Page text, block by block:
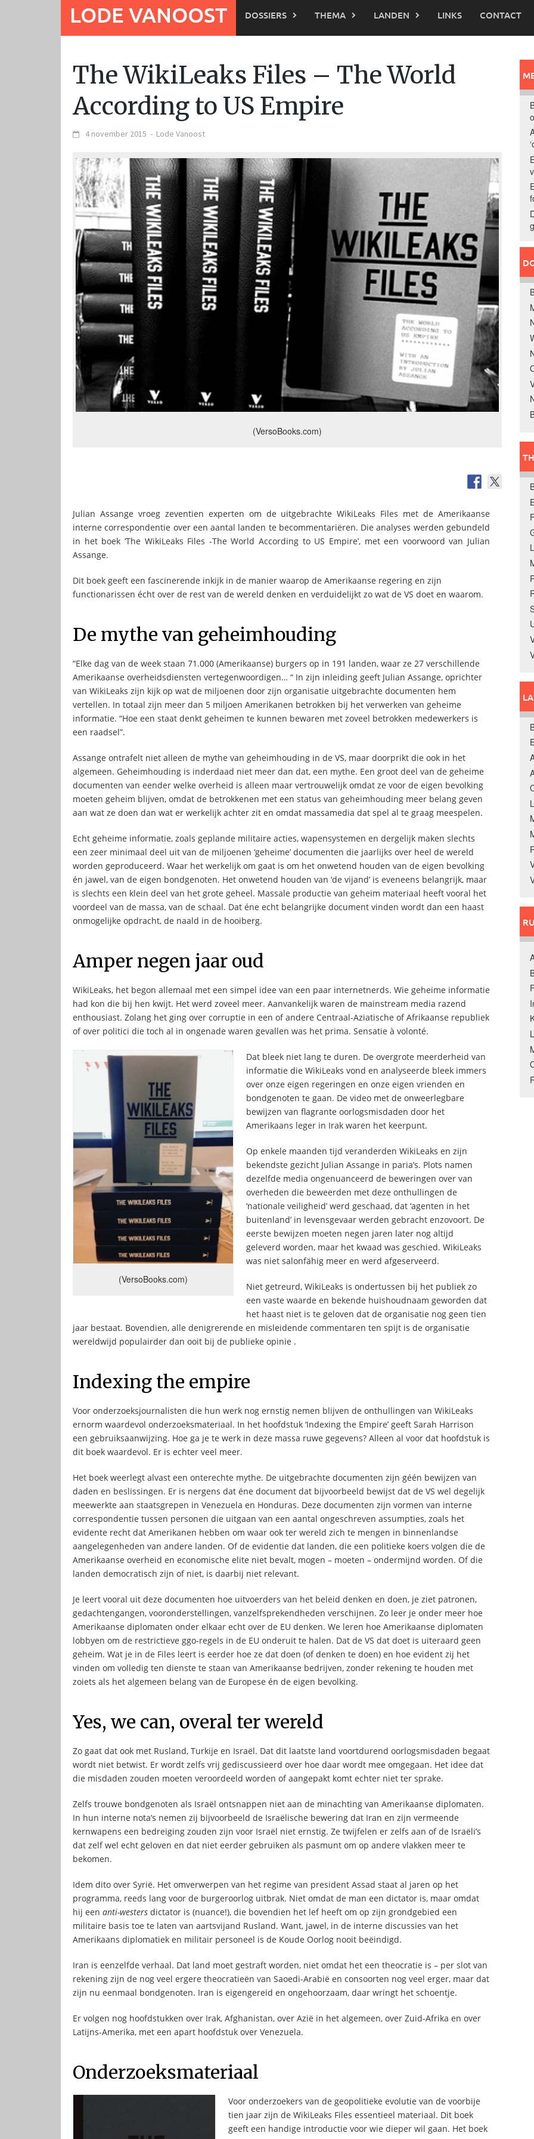
LODE VANOOST DOSSIERS THEMA LANDEN LINKS CONTACT
The WikiLeaks Files – The World
According to US Empire
4 november 2015 - Lode Vanoost
(VersoBooks.com)
Julian Assange vroeg zeventien experten om de uitgebrachte WikiLeaks Files met de Amerikaanse
interne correspondentie over een aantal landen te becommentariëren. Die analyses werden gebundeld
in het boek ‘The WikiLeaks Files -The World According to US Empire’, met een voorwoord van Julian
Assange.
Dit boek geeft een fascinerende inkijk in de manier waarop de Amerikaanse regering en zijn
functionarissen écht over de rest van de wereld denken en verduidelijkt zo wat de VS doet en waarom.
De mythe van geheimhouding
“Elke dag van de week staan 71.000 (Amerikaanse) burgers op in 191 landen, waar ze 27 verschillende
Amerikaanse overheidsdiensten vertegenwoordigen… “ In zijn inleiding geeft Julian Assange, oprichter
van WikiLeaks zijn kijk op wat de miljoenen door zijn organisatie uitgebrachte documenten hem
vertellen. In totaal zijn meer dan 5 miljoen Amerikanen betrokken bij het verwerken van geheime
informatie. “Hoe een staat denkt geheimen te kunnen bewaren met zoveel betrokken medewerkers is
een raadsel”.
Assange ontrafelt niet alleen de mythe van geheimhouding in de VS, maar doorprikt die ook in het
algemeen. Geheimhouding is inderdaad niet meer dan dat, een mythe. Een groot deel van de geheime
documenten van eender welke overheid is alleen maar vertrouwelijk omdat ze voor de eigen bevolking
moeten geheim blijven, omdat de betrokkenen met een status van geheimhouding meer belang geven
aan wat ze doen dan wat er werkelijk achter zit en omdat massamedia dat spel al te graag meespelen.
Echt geheime informatie, zoals geplande militaire acties, wapensystemen en dergelijk maken slechts
een zeer minimaal deel uit van de miljoenen ‘geheime’ documenten die jaarlijks over heel de wereld
worden geproduceerd. Waar het werkelijk om gaat is om het onwetend houden van de eigen bevolking
én jawel, van de eigen bondgenoten. Het onwetend houden van ‘de vijand’ is eveneens belangrijk, maar
is slechts een klein deel van het grote geheel. Massale productie van geheim materiaal heeft vooral het
voordeel van de massa, van de schaal. Dat éne echt belangrijke document vinden wordt dan een haast
onmogelijke opdracht, de naald in de hooiberg.
Amper negen jaar oud
WikiLeaks, het begon allemaal met een simpel idee van een paar internetnerds. Wie geheime informatie
had kon die bij hen kwijt. Het werd zoveel meer. Aanvankelijk waren de mainstream media razend
enthousiast. Zolang het ging over corruptie in een of andere Centraal-Aziatische of Afrikaanse republiek
of over politici die toch al in ongenade waren gevallen was het prima. Sensatie à volonté.
(VersoBooks.com)
Dat bleek niet lang te duren. De overgrote meerderheid van
informatie die WikiLeaks vond en analyseerde bleek immers
over onze eigen regeringen en onze eigen vrienden en
bondgenoten te gaan. De video met de onweerlegbare
bewijzen van flagrante oorlogsmisdaden door het
Amerikaans leger in Irak waren het keerpunt.
Op enkele maanden tijd veranderden WikiLeaks en zijn
bekendste gezicht Julian Assange in paria’s. Plots namen
dezelfde media ongenuanceerd de beweringen over van
overheden die beweerden met deze onthullingen de
‘nationale veiligheid’ werd geschaad, dat ‘agenten in het
buitenland’ in levensgevaar werden gebracht enzovoort. De
eerste bewijzen moeten negen jaren later nog altijd
geleverd worden, maar het kwaad was geschied. WikiLeaks
was niet salonfähig meer en werd afgeserveerd.
Niet getreurd, WikiLeaks is ondertussen bij het publiek zo
een vaste waarde en bekende huishoudnaam geworden dat
het haast niet is te geloven dat de organisatie nog geen tien
jaar bestaat. Bovendien, alle denigrerende en misleidende commentaren ten spijt is de organisatie
wereldwijd populairder dan ooit bij de publieke opinie .
Indexing the empire
Voor onderzoeksjournalisten die hun werk nog ernstig nemen blijven de onthullingen van WikiLeaks
ernorm waardevol onderzoeksmateriaal. In het hoofdstuk ‘Indexing the Empire’ geeft Sarah Harrison
een gebruiksaanwijzing. Hoe ga je te werk in deze massa ruwe gegevens? Alleen al voor dat hoofdstuk is
dit boek waardevol. Er is echter veel meer.
Het boek weerlegt alvast een onterechte mythe. De uitgebrachte documenten zijn géén bewijzen van
daden en beslissingen. Er is nergens dat éne document dat bijvoorbeeld bewijst dat de VS wel degelijk
meewerkte aan staatsgrepen in Venezuela en Honduras. Deze documenten zijn vormen van interne
correspondentie tussen personen die uitgaan van een aantal ongeschreven assumpties, zoals het
evidente recht dat Amerikanen hebben om waar ook ter wereld zich te mengen in binnenlandse
aangelegenheden van andere landen. Of de evidentie dat landen, die een politieke koers volgen die de
Amerikaanse overheid en economische elite niet bevalt, mogen – moeten – ondermijnd worden. Of die
landen democratisch zijn of niet, is daarbij niet relevant.
Je leert vooral uit deze documenten hoe uitvoerders van het beleid denken en doen, je ziet patronen,
gedachtengangen, vooronderstellingen, vanzelfsprekendheden verschijnen. Zo leer je onder meer hoe
Amerikaanse diplomaten onder elkaar echt over de EU denken. We leren hoe Amerikaanse diplomaten
lobbyen om de restrictieve ggo-regels in de EU onderuit te halen. Dat de VS dat doet is uiteraard geen
geheim. Wat je in de Files leert is eerder hoe ze dat doen (of denken te doen) en hoe evident zij het
vinden om volledig ten dienste te staan van Amerikaanse bedrijven, zonder rekening te houden met
zoiets als het algemeen belang van de Europese én de eigen bevolking.
Yes, we can, overal ter wereld
Zo gaat dat ook met Rusland, Turkije en Israël. Dat dit laatste land voortdurend oorlogsmisdaden begaat
wordt niet betwist. Er wordt zelfs vrij gediscussieerd over hoe daar wordt mee omgegaan. Het idee dat
die misdaden zouden moeten veroordeeld worden of aangepakt komt echter niet ter sprake.
Zelfs trouwe bondgenoten als Israël ontsnappen niet aan de minachting van Amerikaanse diplomaten.
In hun interne nota’s nemen zij bijvoorbeeld de Israëlische bewering dat Iran en zijn vermeende
kernwapens een bedreiging zouden zijn voor Israël niet ernstig. Ze twijfelen er zelfs aan of de Israëli’s
dat zelf wel echt geloven en dat niet eerder gebruiken als pasmunt om op andere vlakken meer te
bekomen.
Idem dito over Syrië. Het omverwerpen van het regime van president Assad staat al jaren op het
programma, reeds lang voor de burgeroorlog uitbrak. Niet omdat de man een dictator is, maar omdat
hij een anti-westers dictator is (nuance!), die bovendien het lef heeft om op zijn grondgebied een
militaire basis toe te laten van aartsvijand Rusland. Want, jawel, in de interne discussies van het
Amerikaans diplomatiek en militair personeel is de Koude Oorlog nooit beëindigd.
Iran is eenzelfde verhaal. Dat land moet gestraft worden, niet omdat het een theocratie is – per slot van
rekening zijn de nog veel ergere theocratieën van Saoedi-Arabië en consoorten nog veel erger, maar dat
zijn nu eenmaal bondgenoten. Iran is eigengereid en ongehoorzaam, daar wringt het schoentje.
Er volgen nog hoofdstukken over Irak, Afghanistan, over Azië in het algemeen, over Zuid-Afrika en over
Latijns-Amerika, met een apart hoofdstuk over Venezuela.
Onderzoeksmateriaal
Voor onderzoekers van de geopolitieke evolutie van de voorbije
tien jaar zijn de WikiLeaks Files essentieel materiaal. Dit boek
geeft een handige introductie voor wie dieper wil gaan. Het boek